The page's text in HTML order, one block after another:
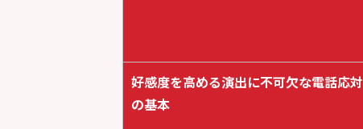
好感度を高める演出に不可欠な電話応対
の基本